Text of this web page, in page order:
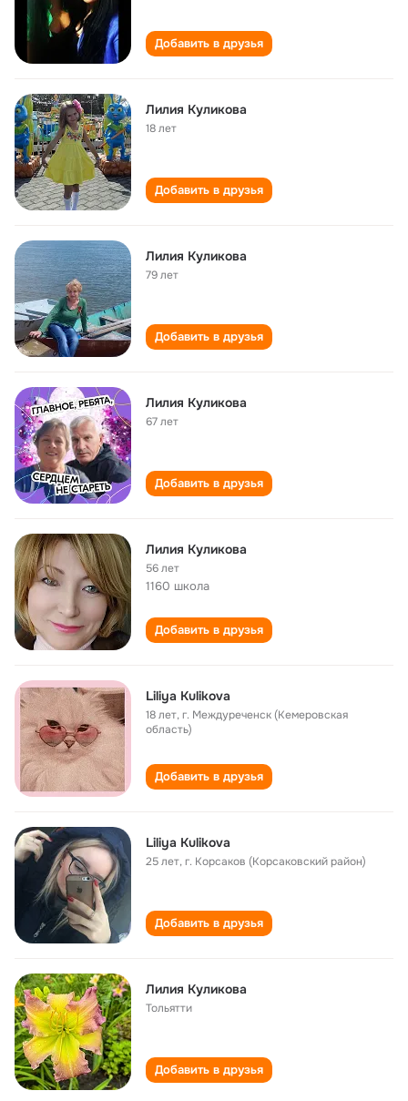
Добавить в друзья
Лилия Куликова
18 лет
Добавить в друзья
Лилия Куликова
79 лет
Добавить в друзья
Лилия Куликова
67 лет
Добавить в друзья
Лилия Куликова
56 лет
1160 школа
Добавить в друзья
Liliya Kulikova
18 лет,г. Междуреченск (Кемеровская
область)
Добавить в друзья
Liliya Kulikova
25 лет,г. Корсаков (Корсаковский район)
Добавить в друзья
Лилия Куликова
Тольятти
Добавить в друзья